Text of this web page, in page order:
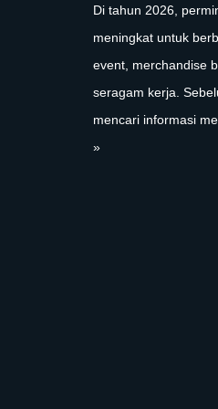
Di tahun 2026,
meningkat untuk
event, merchandise
seragam kerja.
mencari informasi
»